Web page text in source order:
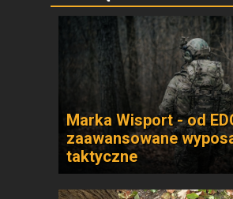
Marka Wisport - od
zaawansowane
taktyczne